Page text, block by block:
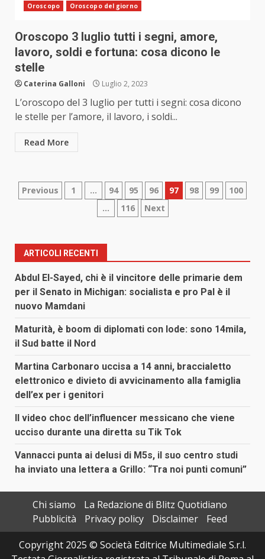
Oroscopo Oroscopo del giorno
Oroscopo 3 luglio tutti i segni, amore,
lavoro, soldi e fortuna: cosa dicono le
stelle
Caterina Galloni Luglio 2, 2023
L’oroscopo del 3 luglio per tutti i segni: cosa dicono
le stelle per l’amore, il lavoro, i soldi...
Read More
Paginazione
articoli
Previous 1 … 94 95 96 97 98 99
100
…
116 Next
ARTICOLI RECENTI
Abdul El-Sayed, chi è il vincitore delle primarie dem
per il Senato in Michigan: socialista e pro Pal è il
nuovo Mamdani
Maturità, è boom di diplomati con lode: sono 14mila,
il Sud batte il Nord
Martina Carbonaro uccisa a 14 anni, braccialetto
elettronico e divieto di avvicinamento alla famiglia
dell’ex per i genitori
Il video choc dell’influencer messicano che viene
ucciso durante una diretta su Tik Tok
Vannacci punta ai delusi di M5s, il suo centro studi
ha inviato una lettera a Grillo: “Tra noi punti comuni”
Chi siamo
La Redazione di Blitz Quotidiano
Pubblicità
Privacy policy Disclaimer
Feed
Copyright 2025 © Società Editrice Multimediale S.r.l.